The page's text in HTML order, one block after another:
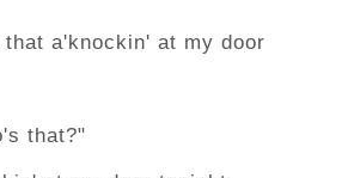
a'knockin' at my door
that?"